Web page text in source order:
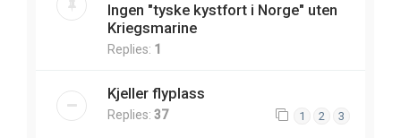
Ingen "tyske kystfort i Norge" uten
Kriegsmarine
Replies: 1
Kjeller flyplass
Replies: 37 1 2 3